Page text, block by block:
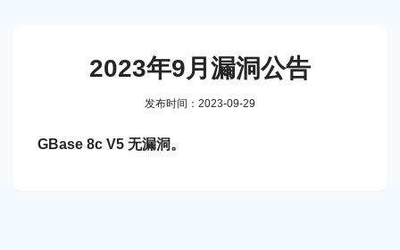
2023年9月漏洞公告
发布时间：2023-09-29
GBase 8c V5 无漏洞。